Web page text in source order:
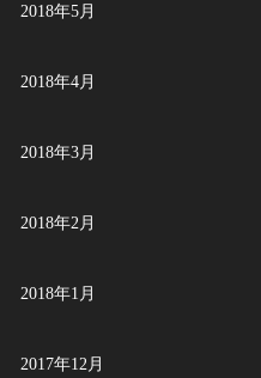
2018年5月
2018年4月
2018年3月
2018年2月
2018年1月
2017年12月